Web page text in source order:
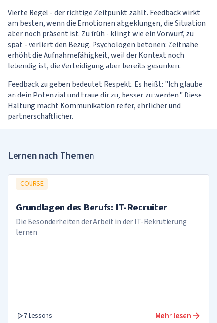
Vierte Regel - der richtige Zeitpunkt zählt. Feedback wirkt
am besten, wenn die Emotionen abgeklungen, die Situation
aber noch präsent ist. Zu früh - klingt wie ein Vorwurf, zu
spät - verliert den Bezug. Psychologen betonen: Zeitnähe
erhöht die Aufnahmefähigkeit, weil der Kontext noch
lebendig ist, die Verteidigung aber bereits gesunken.
Feedback zu geben bedeutet Respekt. Es heißt: "Ich glaube
an dein Potenzial und traue dir zu, besser zu werden." Diese
Haltung macht Kommunikation reifer, ehrlicher und
partnerschaftlicher.
Lernen nach Themen
COURSE
Grundlagen des Berufs: IT-Recruiter
Die Besonderheiten der Arbeit in der IT-Rekrutierung
lernen
7 Lessons Mehr lesen